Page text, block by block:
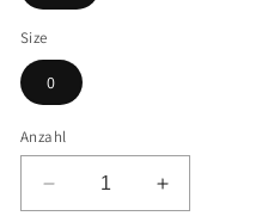
Size
0
Anzahl
Verringere
Erhöhe